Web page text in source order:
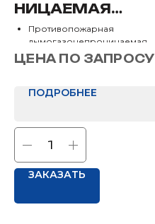
НИЦАЕМАЯ
ПОЛУТОРНАЯ
ПРОТИВОПОЖАР
НАЯ ДВЕРЬ С
ЕИС-60
Противопожарная
дымогазонепроницаемая
дверь
ЦЕНА ПО ЗАПРОСУ
ПОДРОБНЕЕ
ЗАКАЗАТЬ